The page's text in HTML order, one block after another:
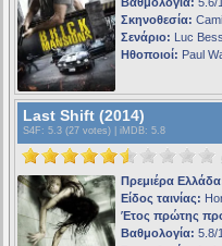
Σκηνοθεσία:
Σενάριο: Luc
Ηθοποιοί: Paul
Last Shift (2014)
S4F : 5.3 (27 votes) | iMDB: 5.8
Πρεμιέρα
Είδος ταινίας:
Έτος πρώτης
Βαθμολογία: 5.8/